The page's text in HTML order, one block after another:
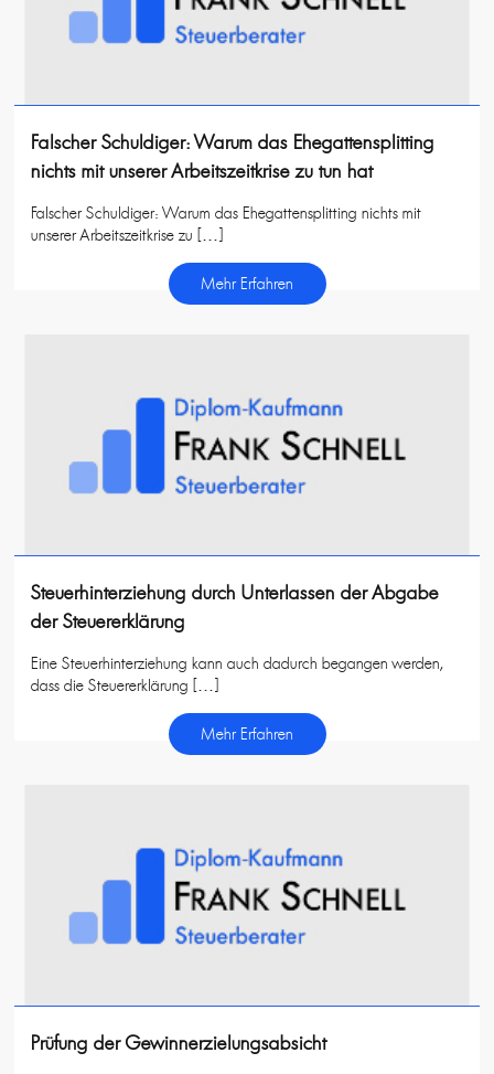
Falscher Schuldiger: Warum das Ehegattensplitting
nichts mit unserer Arbeitszeitkrise zu tun hat
Falscher Schuldiger: Warum das Ehegattensplitting nichts mit
unserer Arbeitszeitkrise zu […]
Mehr Erfahren
Steuerhinterziehung durch Unterlassen der Abgabe
der Steuererklärung
Eine Steuerhinterziehung kann auch dadurch begangen werden,
dass die Steuererklärung […]
Mehr Erfahren
Prüfung der Gewinnerzielungsabsicht